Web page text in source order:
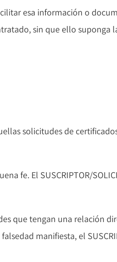
esa información o
sin que ello suponga
solicitudes de
fe. El SUSCRIPTOR/
que tengan una relación
manifiesta, el